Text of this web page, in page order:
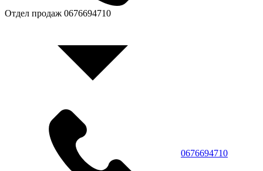
Отдел продаж 0676694710
0676694710